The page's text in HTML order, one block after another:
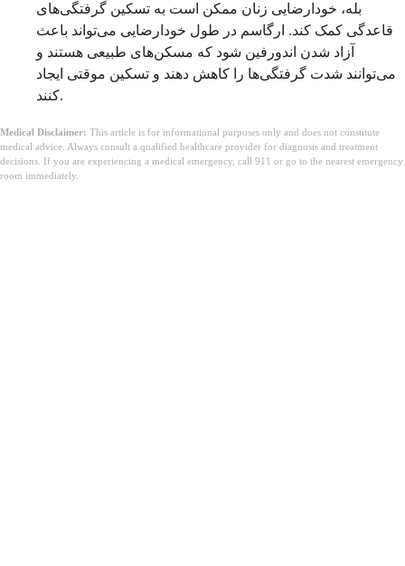
بله، خودارضایی زنان ممکن است به تسکین گرفتگی‌های
قاعدگی کمک کند. ارگاسم در طول خودارضایی می‌تواند باعث
آزاد شدن اندورفین شود که مسکن‌های طبیعی هستند و
می‌توانند شدت گرفتگی‌ها را کاهش دهند و تسکین موقتی ایجاد
کنند.
Medical Disclaimer: This article is for informational purposes only and does not constitute
medical advice. Always consult a qualified healthcare provider for diagnosis and treatment
decisions. If you are experiencing a medical emergency, call 911 or go to the nearest emergency
room immediately.